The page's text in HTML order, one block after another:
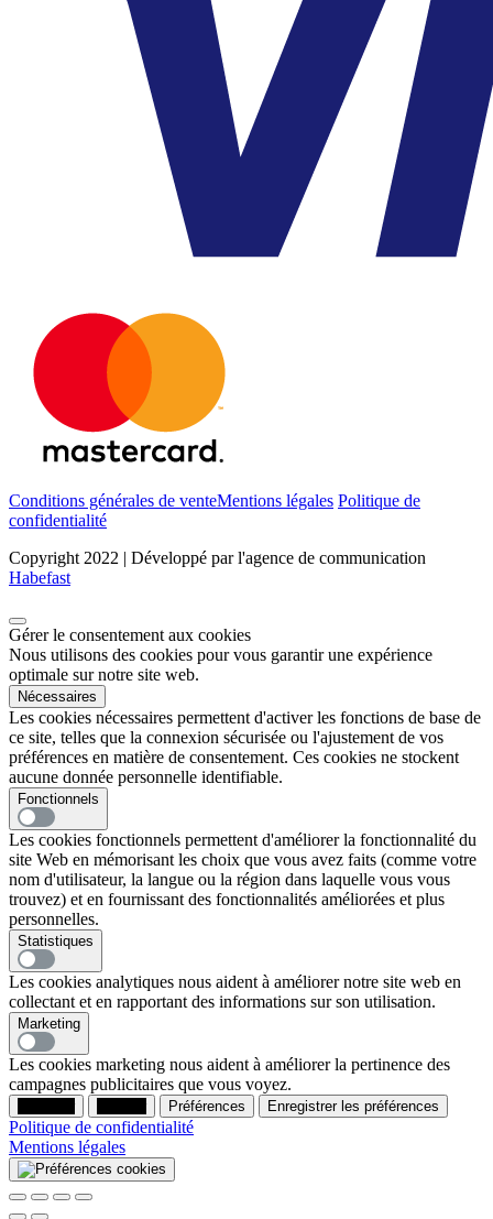
Conditions générales de venteMentions légales Politique de
confidentialité
Copyright 2022 | Développé par l'agence de communication
Habefast
Gérer le consentement aux cookies
Nous utilisons des cookies pour vous garantir une expérience
optimale sur notre site web.
Nécessaires
Les cookies nécessaires permettent d'activer les fonctions de base de
ce site, telles que la connexion sécurisée ou l'ajustement de vos
préférences en matière de consentement. Ces cookies ne stockent
aucune donnée personnelle identifiable.
Fonctionnels
Les cookies fonctionnels permettent d'améliorer la fonctionnalité du
site Web en mémorisant les choix que vous avez faits (comme votre
nom d'utilisateur, la langue ou la région dans laquelle vous vous
trouvez) et en fournissant des fonctionnalités améliorées et plus
personnelles.
Statistiques
Les cookies analytiques nous aident à améliorer notre site web en
collectant et en rapportant des informations sur son utilisation.
Marketing
Les cookies marketing nous aident à améliorer la pertinence des
campagnes publicitaires que vous voyez.
Préférences Enregistrer les préférences
Politique de confidentialité
Mentions légales